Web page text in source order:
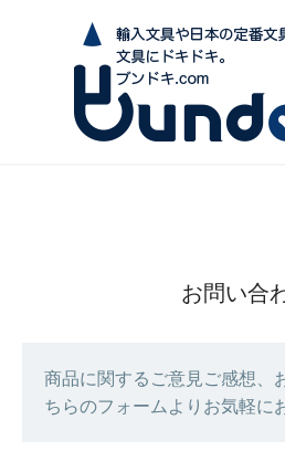
お問い合
商品に関するご意見ご感想、
ちらのフォームよりお気軽に